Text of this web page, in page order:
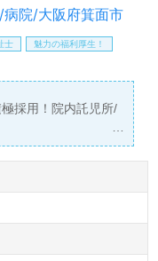
お探しします】＊募
タントへお伝えく
は【ウィルオブ介
方も遠慮なく＊
じてお問い合わせ/ご
公開求人も取扱い
活動！お問い合わ
院/大阪府箕面市
士 魅力の福利厚生！
採用！院内託児所/
円～276,000円】
能です。
床40床）『巽今宮
大阪府箕面市）様の
科、リハビリテー
ています。